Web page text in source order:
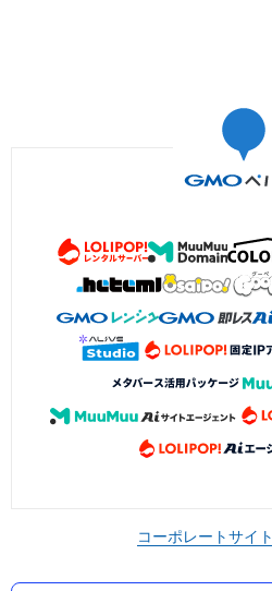
コーポレートサイト